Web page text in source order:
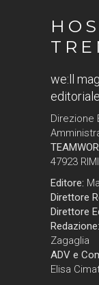
we:ll
Direzione
47923
Editore:
Direttore
Direttore
Redazione:
Zagaglia
ADV e
Elisa